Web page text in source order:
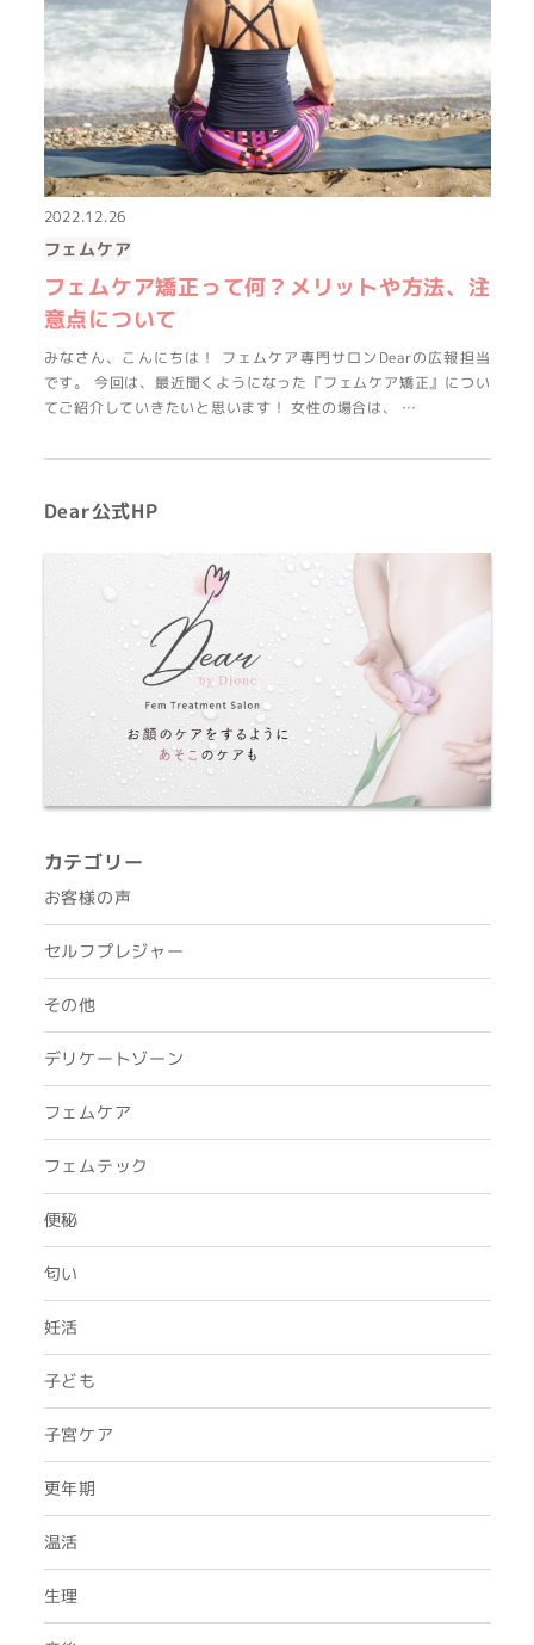
2022.12.26
フェムケア
フェムケア矯正って何？メリットや方法、注
意点について
みなさん、こんにちは！ フェムケア専門サロンDearの広報担当
です。 今回は、最近聞くようになった『フェムケア矯正』につい
てご紹介していきたいと思います！ 女性の場合は、 …
Dear公式HP
カテゴリー
お客様の声
セルフプレジャー
その他
デリケートゾーン
フェムケア
フェムテック
便秘
匂い
妊活
子ども
子宮ケア
更年期
温活
生理